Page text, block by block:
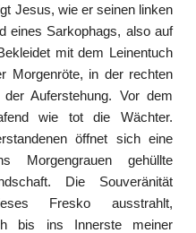
Jesus, wie er seinen linken
eines Sarkophags, also auf
mit dem Leinentuch
Morgenröte, in der rechten
Auferstehung. Vor dem
wie tot die Wächter.
öffnet sich eine
Morgengrauen gehüllte
Die Souveränität
Fresko ausstrahlt,
bis ins Innerste meiner